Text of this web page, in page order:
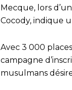
Mecque, lors
Cocody, indique
Avec 3 000
campagne
musulmans